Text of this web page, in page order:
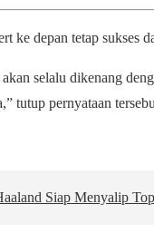
ke depan tetap sukses
selalu dikenang
tutup pernyataan
Siap Menyalip